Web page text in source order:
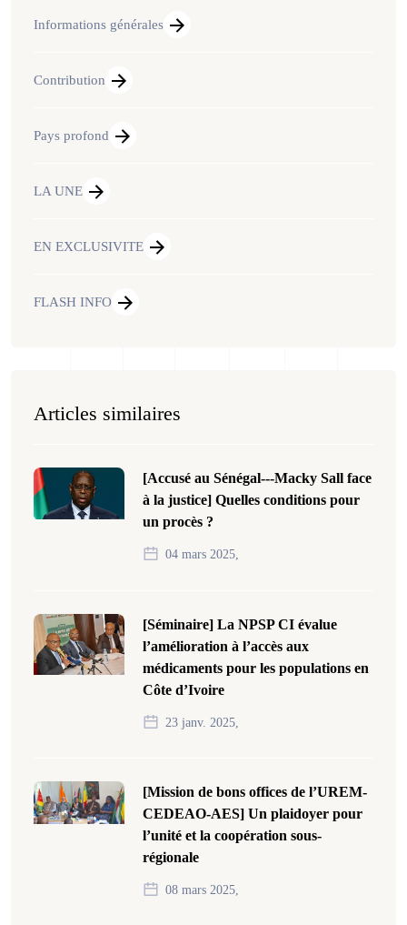
Informations générales
Contribution
Pays profond
LA UNE
EN EXCLUSIVITE
FLASH INFO
Articles similaires
[Accusé au Sénégal---Macky Sall face
à la justice] Quelles conditions pour
un procès ?
04 mars 2025,
[Séminaire] La NPSP CI évalue
l’amélioration à l’accès aux
médicaments pour les populations en
Côte d’Ivoire
23 janv. 2025,
[Mission de bons offices de l’UREM-
CEDEAO-AES] Un plaidoyer pour
l’unité et la coopération sous-
régionale
08 mars 2025,